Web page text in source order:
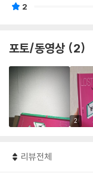
2
포토/동영상 (2)
2
리뷰전체